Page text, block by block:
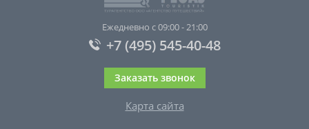
Ежедневно с 09:00 - 21:00
+7 (495) 545-40-48
Заказать звонок
Карта сайта